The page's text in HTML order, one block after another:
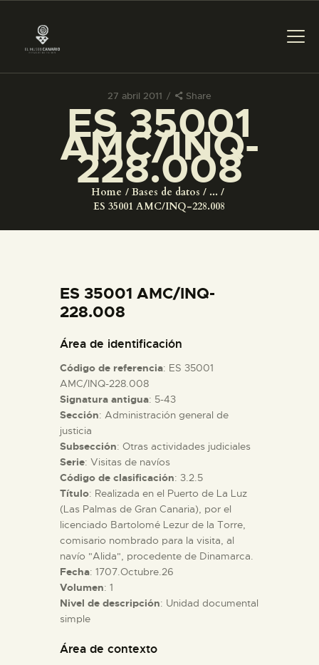
27 abril 2011 Share
ES 35001
AMC/INQ-
228.008
Home Bases de datos
...
ES 35001 AMC/INQ-228.008
PREPARAR LA VISITA
ACTIVIDADES
COLECCIONES
ESPAÑOL
PREPARAR LA VISITA
ACTIVIDADES
█
EL MUSEO
COLECCIONES
ES 35001 AMC/INQ-
228.008
Área de identificación
Código de referencia: ES 35001
AMC/INQ-228.008
Signatura antigua: 5-43
Sección: Administración general de
justicia
Subsección: Otras actividades judiciales
Serie: Visitas de navíos
Código de clasificación: 3.2.5
Título: Realizada en el Puerto de La Luz
(Las Palmas de Gran Canaria), por el
licenciado Bartolomé Lezur de la Torre,
comisario nombrado para la visita, al
navío "Alida", procedente de Dinamarca.
Fecha: 1707.Octubre.26
Volumen: 1
Nivel de descripción: Unidad documental
simple
Área de contexto